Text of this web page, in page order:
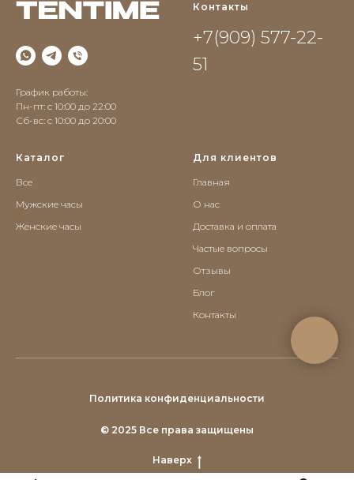
График работы:
Пн-пт: с 10:00 до 22:00
Сб-вс: c 10:00 до 20:00
Контакты
+7(909) 577-22-
51
Каталог
Все
Мужские часы
Женские часы
Для клиентов
Главная
О нас
Доставка и оплата
Частые вопросы
Отзывы
Блог
Контакты
Политика конфиденциальности
© 2025 Все права защищены
Наверх